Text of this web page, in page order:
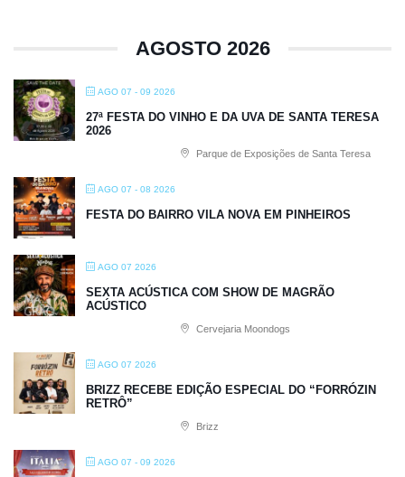
AGOSTO 2026
AGO 07 - 09 2026
27ª FESTA DO VINHO E DA UVA DE SANTA TERESA
2026
Parque de Exposições de Santa Teresa
AGO 07 - 08 2026
FESTA DO BAIRRO VILA NOVA EM PINHEIROS
AGO 07 2026
SEXTA ACÚSTICA COM SHOW DE MAGRÃO
ACÚSTICO
Cervejaria Moondogs
AGO 07 2026
BRIZZ RECEBE EDIÇÃO ESPECIAL DO “FORRÓZIN
RETRÔ”
Brizz
AGO 07 - 09 2026